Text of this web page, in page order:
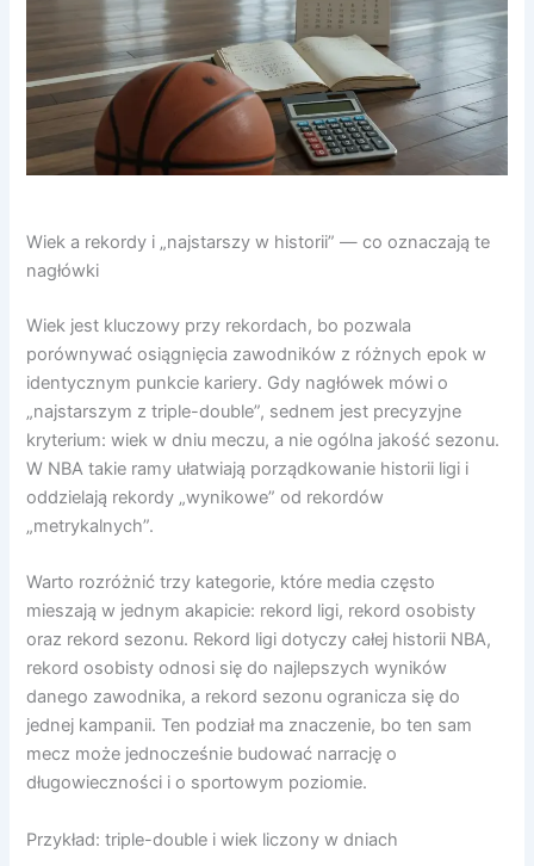
Wiek a rekordy i „najstarszy w historii” — co oznaczają te
nagłówki
Wiek jest kluczowy przy rekordach, bo pozwala
porównywać osiągnięcia zawodników z różnych epok w
identycznym punkcie kariery. Gdy nagłówek mówi o
„najstarszym z triple-double”, sednem jest precyzyjne
kryterium: wiek w dniu meczu, a nie ogólna jakość sezonu.
W NBA takie ramy ułatwiają porządkowanie historii ligi i
oddzielają rekordy „wynikowe” od rekordów
„metrykalnych”.
Warto rozróżnić trzy kategorie, które media często
mieszają w jednym akapicie: rekord ligi, rekord osobisty
oraz rekord sezonu. Rekord ligi dotyczy całej historii NBA,
rekord osobisty odnosi się do najlepszych wyników
danego zawodnika, a rekord sezonu ogranicza się do
jednej kampanii. Ten podział ma znaczenie, bo ten sam
mecz może jednocześnie budować narrację o
długowieczności i o sportowym poziomie.
Przykład: triple-double i wiek liczony w dniach